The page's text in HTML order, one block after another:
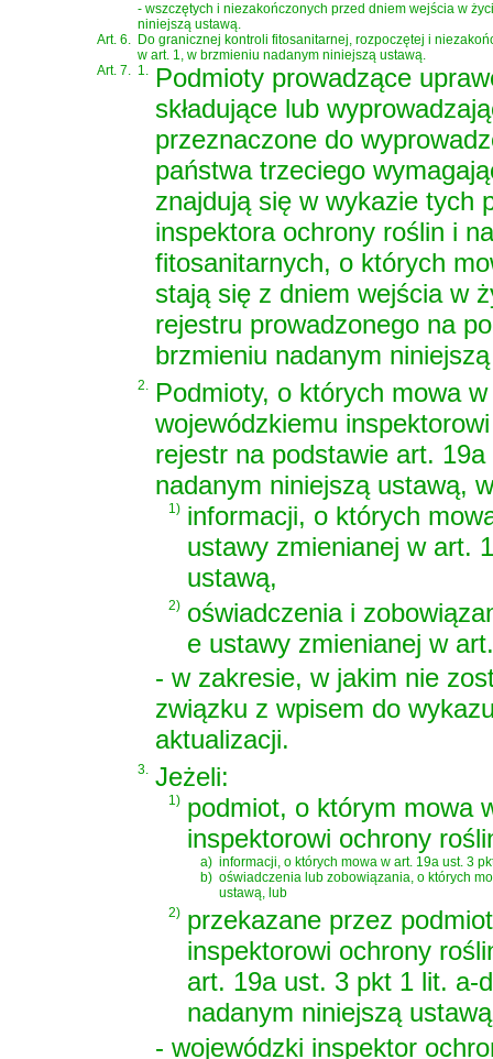
- wszczętych i niezakończonych przed dniem wejścia w
niniejszą ustawą.
Art. 6. Do granicznej kontroli fitosanitarnej, rozpoczętej i
w art. 1, w brzmieniu nadanym niniejszą ustawą.
Art. 7. 1. Podmioty prowadzące
składujące lub
przeznaczone do
państwa trzeciego
znajdują się w wykazie tych
inspektora ochrony roślin i
fitosanitarnych, o których
stają się z dniem wejścia w
rejestru prowadzonego na
brzmieniu nadanym
2. Podmioty, o których mowa
wojewódzkiemu
rejestr na podstawie art.
nadanym niniejszą ustawą,
1) informacji, o których
ustawy zmienianej w art.
ustawą,
2) oświadczenia i
e ustawy zmienianej w
- w zakresie, w jakim nie
związku z wpisem do
aktualizacji.
3. Jeżeli:
1) podmiot, o którym mowa
inspektorowi ochrony
a) informacji, o których mowa w art. 19a ust. 3
b) oświadczenia lub zobowiązania, o których
ustawą, lub
2) przekazane przez
inspektorowi ochrony
art. 19a ust. 3 pkt 1 lit. a-
nadanym niniejszą
- wojewódzki inspektor